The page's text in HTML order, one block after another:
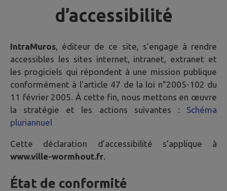
d’accessibilité
IntraMuros, éditeur de ce site, s’engage à rendre
accessibles les sites internet, intranet, extranet et
les progiciels qui répondent à une mission publique
conformément à l’article 47 de la loi n°2005-102 du
11 février 2005. À cette fin, nous mettons en œuvre
la stratégie et les actions suivantes : Schéma
pluriannuel
Cette déclaration d’accessibilité s’applique à
www.ville-wormhout.fr.
État de conformité